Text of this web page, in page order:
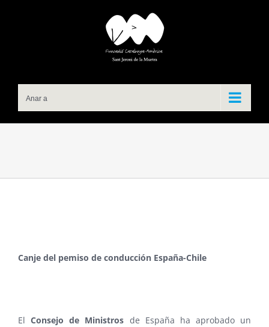
Anar a
Canje del pemiso de conducción España-Chile
ElConsejo de Ministros de España ha aprobado un